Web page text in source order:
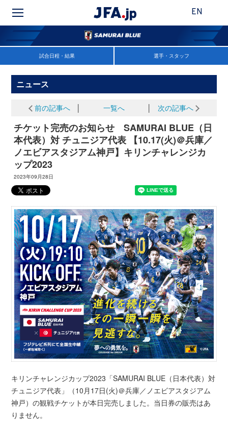
EN
試合日程・結果 選手・スタッフ
ニュース
前の記事へ 一覧へ 次の記事へ
チケット完売のお知らせ SAMURAI BLUE（日
本代表）対 チュニジア代表 【10.17(火)＠兵庫／
ノエビアスタジアム神戸】キリンチャレンジカ
ップ2023
2023年09月28日
キリンチャレンジカップ2023「SAMURAI BLUE（日本代表）対
チュニジア代表」（10月17日(火)＠兵庫／ノエビアスタジアム
神戸）の観戦チケットが本日完売しました。当日券の販売はあ
りません。